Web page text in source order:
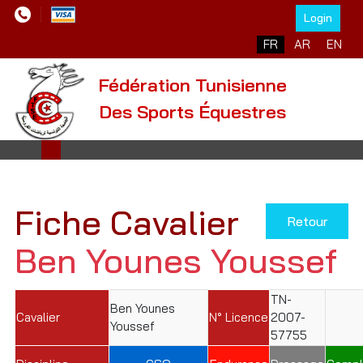
Login
Sélectionnez votre
FR AR EN
Fédération Tunisienne
Des Sports Équestres
Retour
Fiche Cavalier
Ben Younes Youssef
Cavalier
Ben Younes
Youssef
N° Licence
TN-
2007-
57755